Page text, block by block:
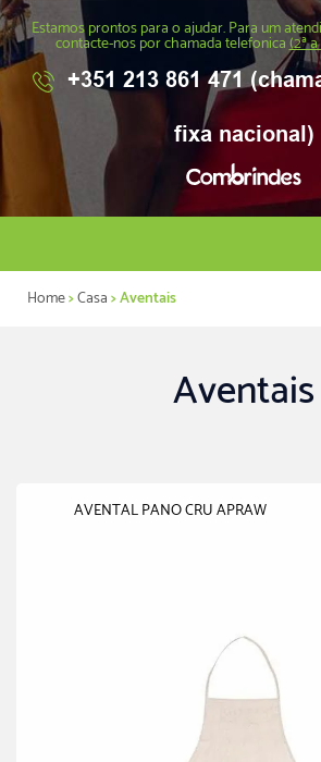
Estamos prontos para o ajudar. Para um
contacte-nos por chamada telefonica(2ª
+351 213 861 471
fixa nacional)
Home>Casa> Aventais
Aventais
AVENTAL PANO CRU APRAW